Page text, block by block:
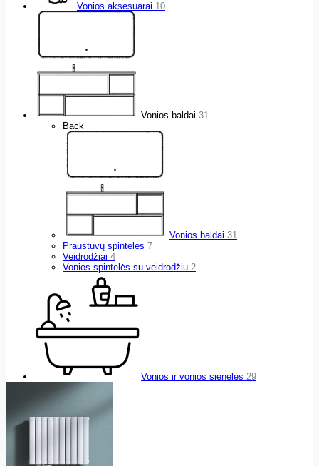
Vonios aksesuarai 10
Vonios baldai 31
Back
Vonios baldai 31
Praustuvų spintelės 7
Veidrodžiai 4
Vonios spintelės su veidrodžiu 2
Vonios ir vonios sienelės 29